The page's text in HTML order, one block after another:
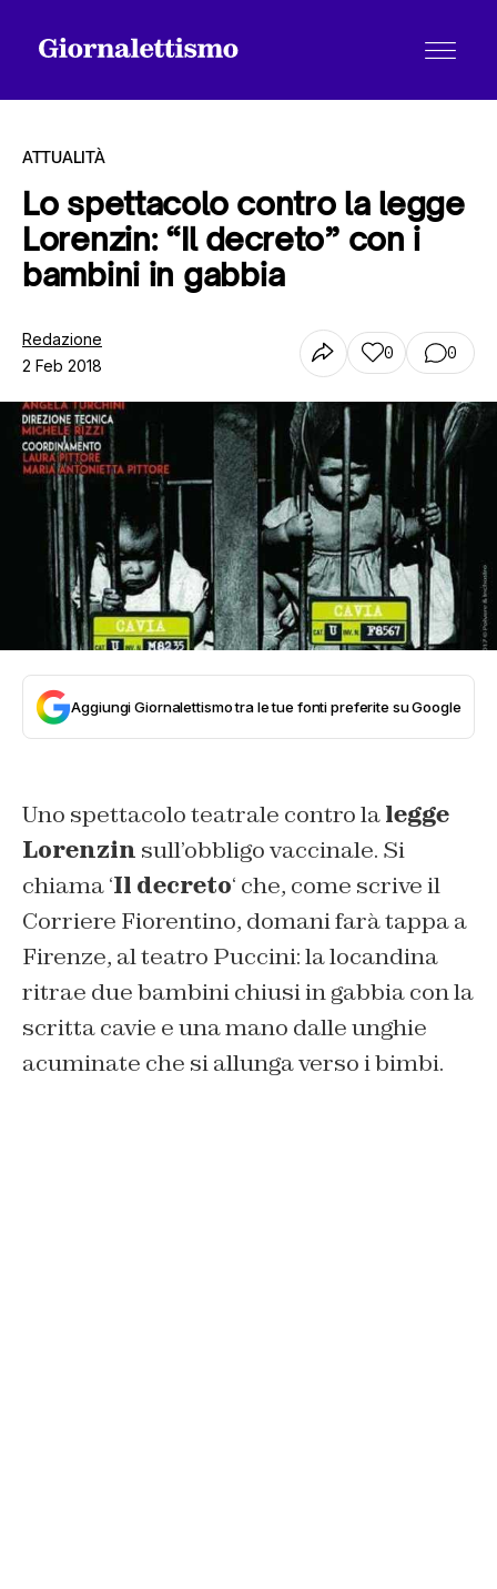
Tutti gli articoli
Chi siamo
Contatti
ATTUALITÀ
Lo spettacolo contro la legge
Lorenzin: “Il decreto” con i
bambini in gabbia
Redazione
2 Feb 2018
0 0
Aggiungi Giornalettismo tra le tue fonti preferite su Google
Uno spettacolo teatrale contro lalegge
Lorenzin sull’obbligo vaccinale. Si
chiama ‘Il decreto‘ che, come scrive il
Corriere Fiorentino, domani farà tappa a
Firenze, al teatro Puccini: la locandina
ritrae due bambini chiusi in gabbia con la
scritta cavie e una mano dalle unghie
acuminate che si allunga verso i bimbi.